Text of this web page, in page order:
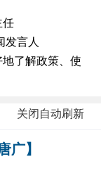
言人
了解政策、使
关闭自动刷新
广】